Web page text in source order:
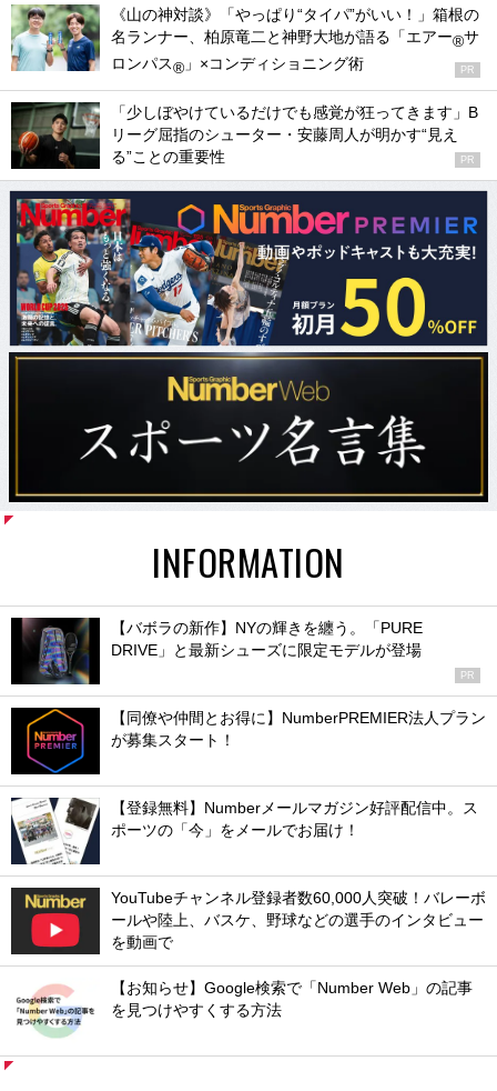
《山の神対談》「やっぱり“タイパ”がいい！」箱根の
名ランナー、柏原竜二と神野大地が語る「エアー®サ
ロンパス® 」×コンディショニング術 PR
「少しぼやけているだけでも感覚が狂ってきます」B
リーグ屈指のシューター・安藤周人が明かす“見え
る”ことの重要性
PR
INFORMATION
【バボラの新作】NYの輝きを纏う。「PURE
DRIVE」と最新シューズに限定モデルが登場
PR
【同僚や仲間とお得に】NumberPREMIER法人プラン
が募集スタート！
【登録無料】Numberメールマガジン好評配信中。ス
ポーツの「今」をメールでお届け！
YouTubeチャンネル登録者数60,000人突破！バレーボ
ールや陸上、バスケ、野球などの選手のインタビュー
を動画で
【お知らせ】Google検索で「Number Web」の記事
を見つけやすくする方法